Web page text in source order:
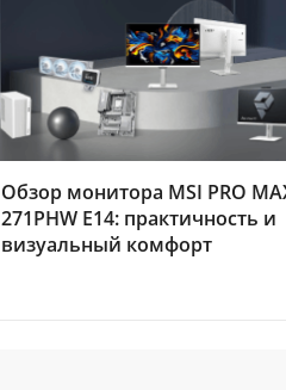
Обзор монитора MSI PRO
271PHW E14: практичность и
визуальный комфорт